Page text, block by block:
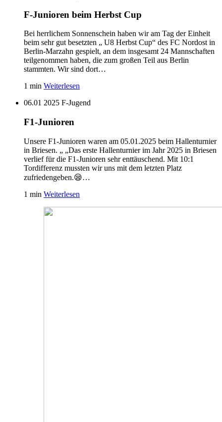
F-Junioren beim Herbst Cup
Bei herrlichem Sonnenschein haben wir am Tag der Einheit
beim sehr gut besetzten „ U8 Herbst Cup“ des FC Nordost in
Berlin-Marzahn gespielt, an dem insgesamt 24 Mannschaften
teilgenommen haben, die zum großen Teil aus Berlin
stammten. Wir sind dort…
1 min Weiterlesen
06.01 2025 F-Jugend
F1-Junioren
Unsere F1-Junioren waren am 05.01.2025 beim Hallenturnier
in Briesen. „ „Das erste Hallenturnier im Jahr 2025 in Briesen
verlief für die F1-Junioren sehr enttäuschend. Mit 10:1
Tordifferenz mussten wir uns mit dem letzten Platz
zufriedengeben.😪…
1 min Weiterlesen